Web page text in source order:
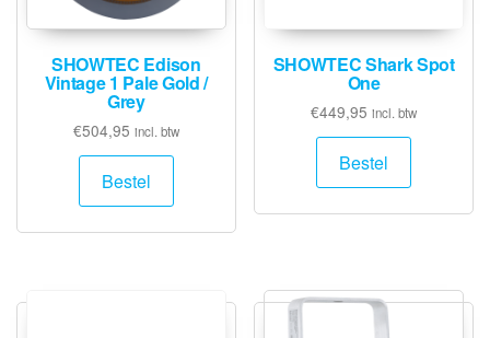
SHOWTEC Edison
Vintage 1 Pale Gold /
Grey
€504,95 incl. btw
Bestel
SHOWTEC Shark Spot
One
€449,95 incl. btw
Bestel